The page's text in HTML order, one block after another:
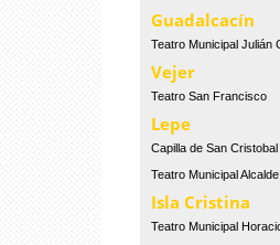
Guadalcacín
Teatro Municipal Julián
Vejer
Teatro San Francisco
Lepe
Capilla de San Cristobal
Teatro Municipal
Isla Cristina
Teatro Municipal